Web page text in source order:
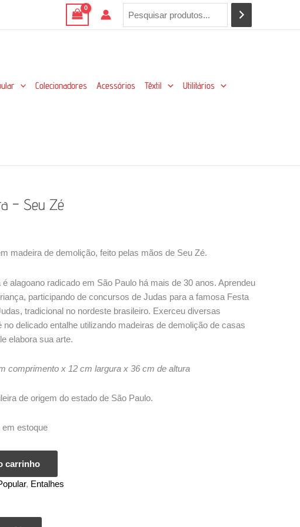
Colecionadores Acessórios Têxtil Utilitários
– Seu Zé
madeira de demolição, feito pelas mãos de Seu Zé.
alagoano radicado em São Paulo há mais de 30 anos. Aprendeu
participando de concursos de Judas para a famosa Festa
tradicional no nordeste brasileiro. Exerceu diversas
no delicado entalhe utilizando madeiras de demolição de casas
elabora sua arte.
comprimento x 12 cm largura x 36 cm de altura
de origem do estado de São Paulo.
em estoque
carrinho
, Entalhes